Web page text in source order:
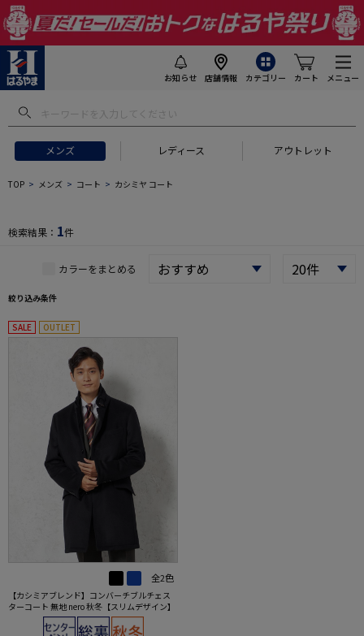
お知らせ 店舗情報 カテゴリー カート メニュー
メンズ レディース アウトレット
フトにおすすめ #セットアップ スーツ
TOP メンズ コート カシミヤ コート
検索結果： 1件
カラーをまとめる
絞り込み条件
SALE OUTLET
全2色
【カシミアブレンド】コンバーチブルチェス
ターコート 無地 nero 秋冬【スリムデザイン】